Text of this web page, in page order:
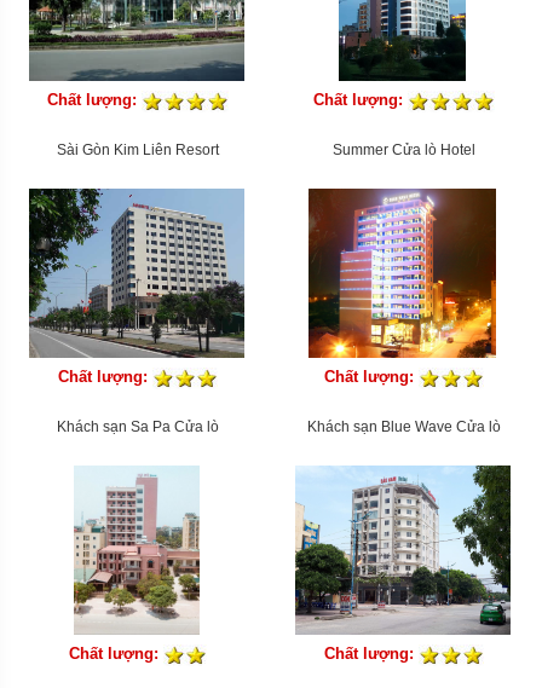
Chất lượng:
Sài Gòn Kim Liên Resort
Chất lượng:
Summer Cửa lò Hotel
Chất lượng:
Khách sạn Sa Pa Cửa lò
Chất lượng:
Khách sạn Blue Wave Cửa lò
Chất lượng: Chất lượng: